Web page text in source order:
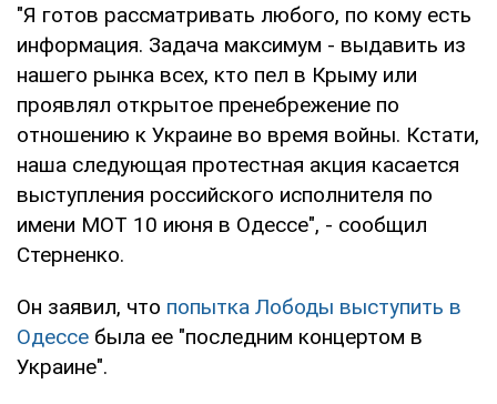
"Я готов рассматривать любого, по кому есть
информация. Задача максимум - выдавить из
нашего рынка всех, кто пел в Крыму или
проявлял открытое пренебрежение по
отношению к Украине во время войны. Кстати,
наша следующая протестная акция касается
выступления российского исполнителя по
имени МОТ 10 июня в Одессе", - сообщил
Стерненко.
Он заявил, что попытка Лободы выступить в
Одессе была ее "последним концертом в
Украине".